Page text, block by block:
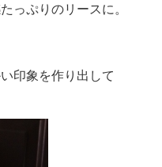
っぷりのリースに。
印象を作り出して